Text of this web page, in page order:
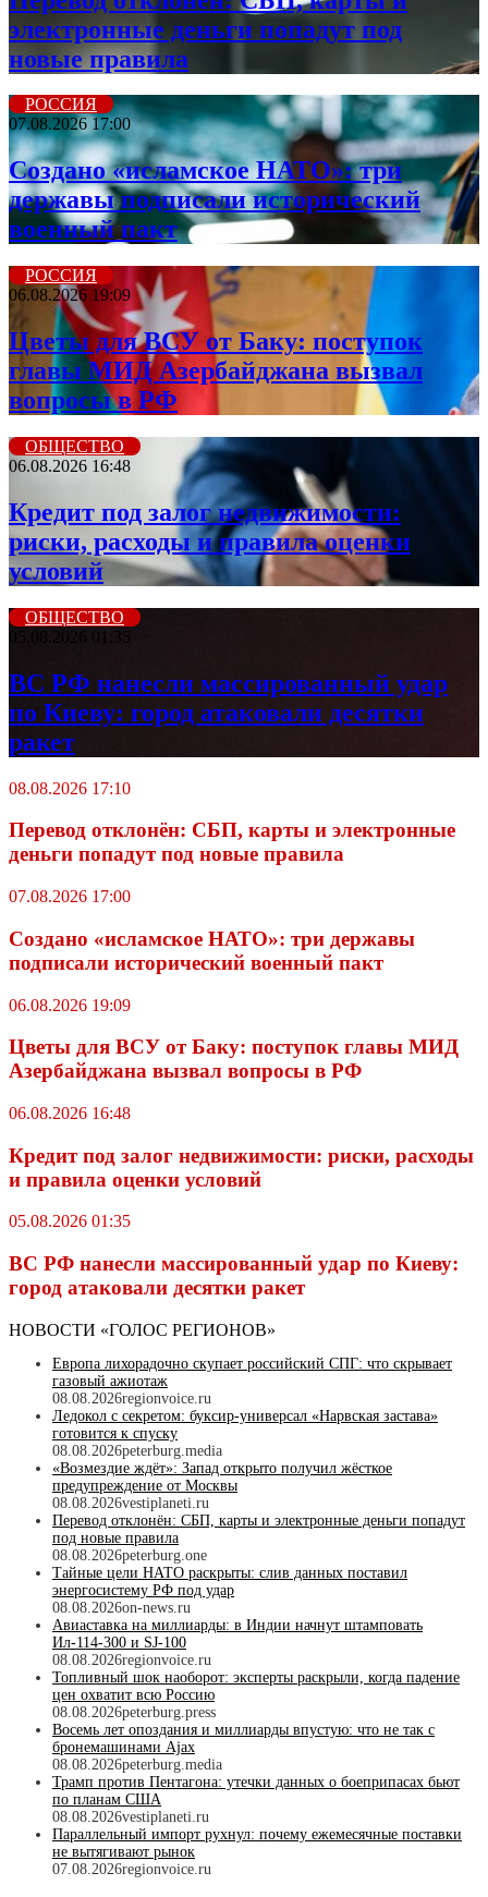
электронные деньги попадут под
новые правила
РОССИЯ
07.08.2026 17:00
Создано «исламское НАТО»: три
державы подписали исторический
военный пакт
РОССИЯ
06.08.2026 19:09
Цветы для ВСУ от Баку: поступок
главы МИД Азербайджана вызвал
вопросы в РФ
ОБЩЕСТВО
06.08.2026 16:48
Кредит под залог недвижимости:
риски, расходы и правила оценки
условий
ОБЩЕСТВО
05.08.2026 01:35
ВС РФ нанесли массированный удар
по Киеву: город атаковали десятки
ракет
08.08.2026 17:10
Перевод отклонён: СБП, карты и электронные
деньги попадут под новые правила
07.08.2026 17:00
Создано «исламское НАТО»: три державы
подписали исторический военный пакт
06.08.2026 19:09
Цветы для ВСУ от Баку: поступок главы МИД
Азербайджана вызвал вопросы в РФ
06.08.2026 16:48
Кредит под залог недвижимости: риски, расходы
и правила оценки условий
05.08.2026 01:35
ВС РФ нанесли массированный удар по Киеву:
город атаковали десятки ракет
НОВОСТИ «ГОЛОС РЕГИОНОВ»
Европа лихорадочно скупает российский СПГ: что скрывает
газовый ажиотаж
08.08.2026regionvoice.ru
Ледокол с секретом: буксир-универсал «Нарвская застава»
готовится к спуску
08.08.2026peterburg.media
«Возмездие ждёт»: Запад открыто получил жёсткое
предупреждение от Москвы
08.08.2026vestiplaneti.ru
Перевод отклонён: СБП, карты и электронные деньги попадут
под новые правила
08.08.2026peterburg.one
Тайные цели НАТО раскрыты: слив данных поставил
энергосистему РФ под удар
08.08.2026on-news.ru
Авиаставка на миллиарды: в Индии начнут штамповать
Ил‑114‑300 и SJ‑100
08.08.2026regionvoice.ru
Топливный шок наоборот: эксперты раскрыли, когда падение
цен охватит всю Россию
08.08.2026peterburg.press
Восемь лет опоздания и миллиарды впустую: что не так с
бронемашинами Ajax
08.08.2026peterburg.media
Трамп против Пентагона: утечки данных о боеприпасах бьют
по планам США
08.08.2026vestiplaneti.ru
Параллельный импорт рухнул: почему ежемесячные поставки
не вытягивают рынок
07.08.2026regionvoice.ru